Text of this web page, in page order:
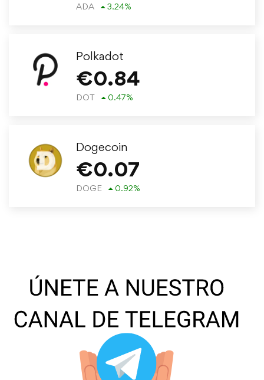
ADA 3.24%
Polkadot
€0.84
DOT 0.47%
Dogecoin
€0.07
DOGE 0.92%